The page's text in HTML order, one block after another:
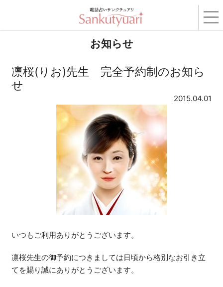
お知らせ› 凛桜(りお)先生 完全予約制のお知らせ
お知らせ
凛桜(りお)先生 完全予約制のお知ら
せ
2015.04.01
いつもご利用ありがとうございます。
凛桜先生の御予約につきましては日頃から格別なお引き立
てを賜り誠にありがとうございます。